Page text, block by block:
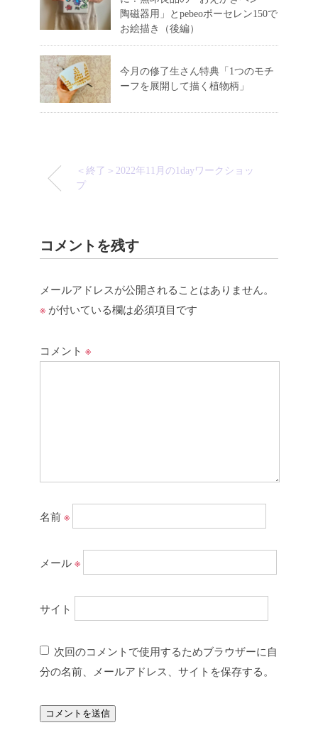
陶磁器用」とpebeoポーセレン150で
お絵描き（後編）
今月の修了生さん特典「1つのモチ
ーフを展開して描く植物柄」
＜終了＞2022年11月の1dayワークショッ
プ
コメントを残す
メールアドレスが公開されることはありません。
※ が付いている欄は必須項目です
コメント ※
名前 ※
メール ※
サイト
次回のコメントで使用するためブラウザーに自
分の名前、メールアドレス、サイトを保存する。